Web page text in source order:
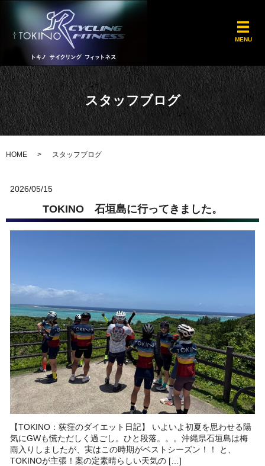
MENU
スタッフブログ
HOME スタッフブログ
2026/05/15
TOKINO 石垣島に行ってきました。
【TOKINO：荻窪のダイエット日記】 いよいよ初夏を思わせる陽
気にGWも慌ただしく過ごし。ひと段落。。。沖縄県石垣島は梅
雨入りしましたが、実はこの時期がベストシーズン！！ と、
TOKINOが主張！案の定素晴らしい天気の […]